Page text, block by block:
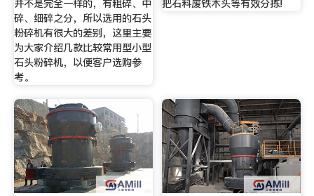
并不是完全一样的，有粗碎、中
碎、细碎之分，所以选用的石头
粉碎机有很大的差别，这里主要
为大家介绍几款比较常用型小型
石头粉碎机，以便客户选购参
考。
把石料废铁木头等有效分拣!